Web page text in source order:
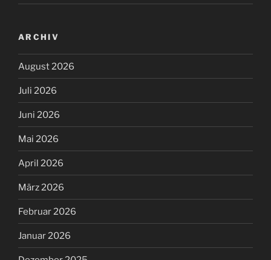
ARCHIV
August 2026
Juli 2026
Juni 2026
Mai 2026
April 2026
März 2026
Februar 2026
Januar 2026